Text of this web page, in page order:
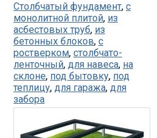
Столбчатый фундамент, с
монолитной плитой, из
асбестовых труб, из
бетонных блоков, с
ростверком, столбчато-
ленточный, для навеса, на
склоне, под бытовку, под
теплицу, для гаража, для
забора